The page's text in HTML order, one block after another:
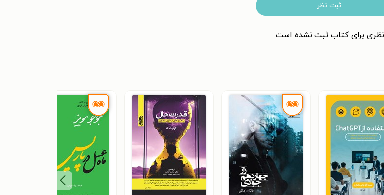
ثبت نظر
نظری برای کتاب ثبت نشده است.